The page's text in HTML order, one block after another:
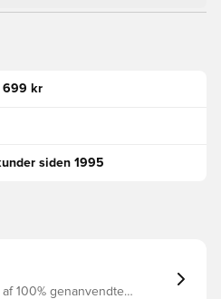
699 kr
siden 1995
100% genanvendte